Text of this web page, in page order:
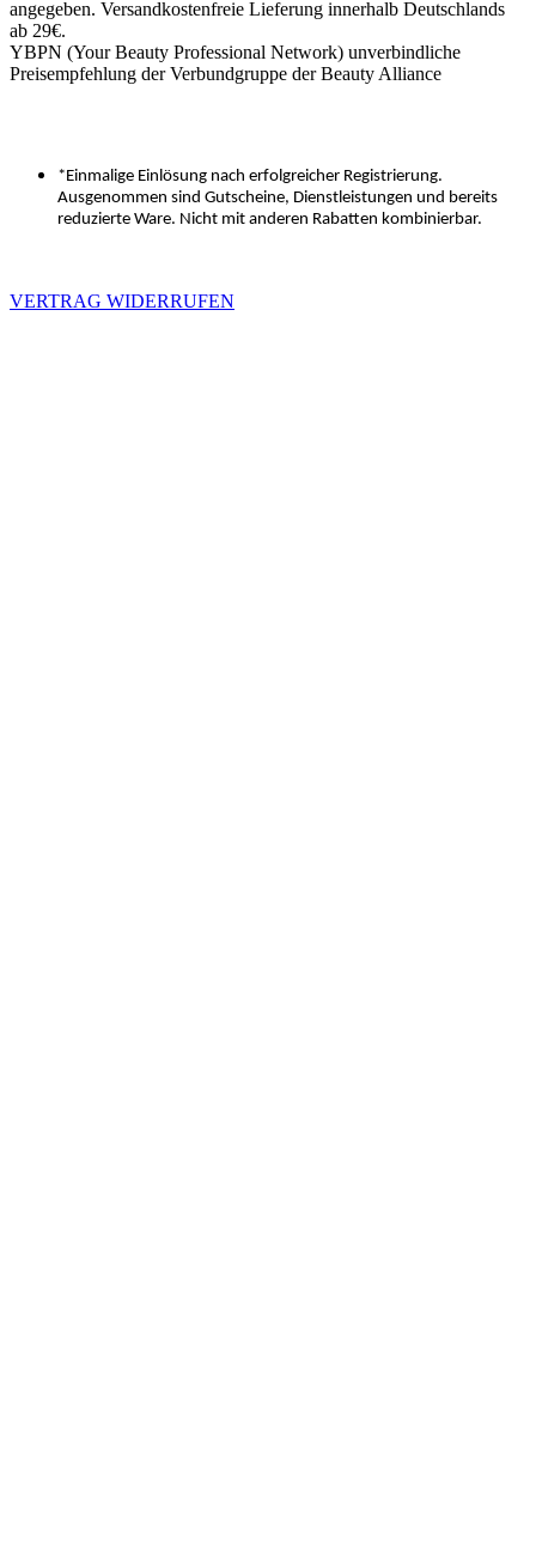
angegeben. Versandkostenfreie Lieferung innerhalb Deutschlands
ab 29€.
YBPN (Your Beauty Professional Network) unverbindliche
Preisempfehlung der Verbundgruppe der Beauty Alliance
*Einmalige Einlösung nach erfolgreicher Registrierung.
Ausgenommen sind Gutscheine, Dienstleistungen und bereits
reduzierte Ware. Nicht mit anderen Rabatten kombinierbar.
VERTRAG WIDERRUFEN